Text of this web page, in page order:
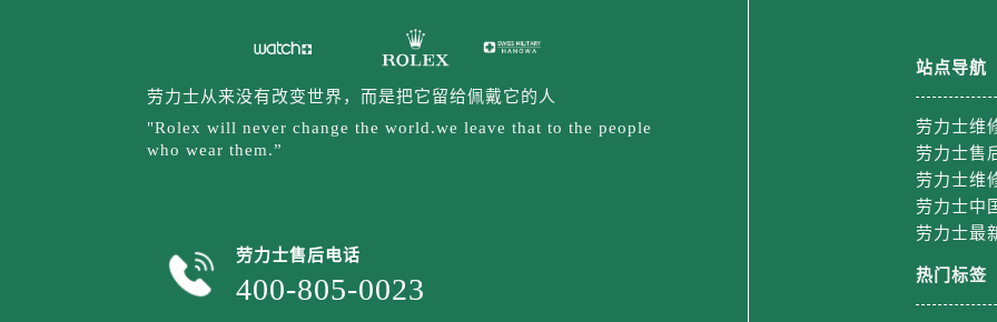
天津市和平区赤峰道136号天津国际金融中心26层2603室劳力士售后服务中心（需提前预约）
安徽省亳州市谯城区魏武大道劳力士售后服务中心（需提前预约）
安徽省淮北市相山区淮海路劳力士售后服务中心（需提前预约）
安徽省淮南市田家庵区国庆中路劳力士售后服务中心（需提前预约）
劳力士从来没有改变世界，而是把它留给佩戴它的人
"Rolex will never change the world.we leave that to the people
who wear them.”
劳力士售后电话
400-805-0023
站点导航
劳力士维
劳力士售
劳力士维
劳力士中
劳力士最
热门标签